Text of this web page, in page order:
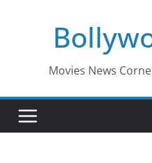
Movies News